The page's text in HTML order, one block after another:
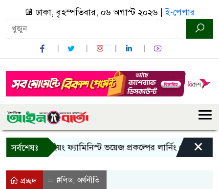
ঢাকা, বৃহস্পতিবার, ০৬ অগাস্ট ২০২৬ |ই-পেপার
সর্বশেষঃইয়ং ফ্যামিনিস্ট ভয়েজ প্রকল্পের লার্নিং শেয়ারিং×
প্রচ্ছদ #লিড,অর্থনীতি